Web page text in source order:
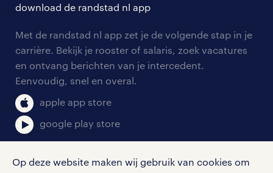
Op deze website maken wij gebruik van cookies om
tarieven
personeel gezocht
aanmelden nieuwsbrief
blogs en artikelen
salarischecker
bruto-netto calculator
onze vestigingen
pers
klachten en misstanden
download de randstad nl app
Met de randstad nl app zet je de volgende stap in je
carrière. Bekijk je rooster of salaris, zoek vacatures
en ontvang berichten van je intercedent.
Eenvoudig, snel en overal.
apple app store
google play store